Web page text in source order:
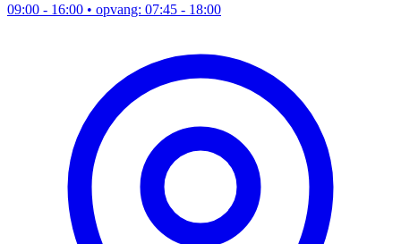
09:00 - 16:00 • opvang: 07:45 - 18:00